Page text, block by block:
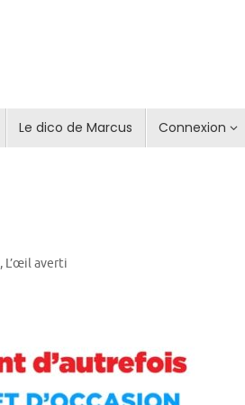
Le dico de Marcus Connexion
, L’œil averti